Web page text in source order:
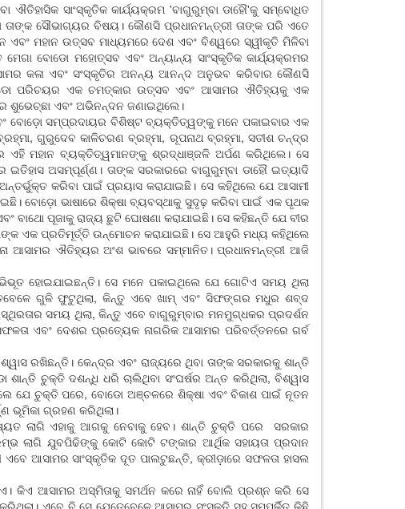
ସାଂସ୍କୃତିକ କାର୍ଯ୍ୟକ୍ରମ 'ବାଗୁରୁମ୍ବା ଡାହୌ'କୁ ସମ୍ବୋଧିତ
ସୌଭାଗ୍ୟର ବିଷୟ। କୌଣସି ପ୍ରଧାନମନ୍ତ୍ରୀ ତାଙ୍କ ପରି ଏତେ
ମହାନ ଉତ୍ସବ ମାଧ୍ୟମରେ ଦେଶ ଏବଂ ବିଶ୍ୱରେ ସ୍ୱୀକୃତି ମିଳିବା
ବୋଡୋ ମହୋତ୍ସବ ଏବଂ ଅନ୍ୟାନ୍ୟ ସାଂସ୍କୃତିକ କାର୍ଯ୍ୟକ୍ରମର
କଳା ଏବଂ ସଂସ୍କୃତିର ଅନନ୍ୟ ଆନନ୍ଦ ଅନୁଭବ କରିବାର କୌଣସି
ପରିଚୟର ଏକ ଚମତ୍କାର ଉତ୍ସବ ଏବଂ ଆସାମର ଐତିହ୍ୟକୁ ଏକ
ଶୁଭେଚ୍ଛା ଏବଂ ଅଭିନନ୍ଦନ ଜଣାଇଥିଲେ।
ବୋଡ଼ୋ ସମ୍ପ୍ରଦାୟର ବିଶିଷ୍ଟ ବ୍ୟକ୍ତିତ୍ୱଙ୍କୁ ମନେ ପକାଇବାର ଏକ
ଗୁରୁଦେବ କାଳିଚରଣ ବ୍ରହ୍ମା, ରୂପନାଥ ବ୍ରହ୍ମା, ସତୀଶ ଚନ୍ଦ୍ର
ଏହି ମହାନ ବ୍ୟକ୍ତିତ୍ୱମାନଙ୍କୁ ଶ୍ରଦ୍ଧାଞ୍ଜଳି ଅର୍ପଣ କରିଥିଲେ। ସେ
ଅସମ୍ପୂର୍ଣ୍ଣ। ତାଙ୍କ ସରକାରରେ ବାଗୁରୁମ୍ବା ଡାହୌ ଇତ୍ୟାଦି
କରିବା ପାଇଁ ପ୍ରୟାସ କରାଯାଇଛି। ସେ କହିଥିଲେ ଯେ ଆସାମୀ
ବୋଡ଼ୋ ଭାଷାରେ ଶିକ୍ଷା ବ୍ୟବସ୍ଥାକୁ ସୁଦୃଢ଼ କରିବା ପାଇଁ ଏକ ପୃଥକ
ବାଥୋ ପୂଜାକୁ ରାଜ୍ୟ ଛୁଟି ଘୋଷଣା କରାଯାଇଛି। ସେ କହିଛନ୍ତି ଯେ ବୀର
ଏକ ପ୍ରତିମୂର୍ତ୍ତି ଉନ୍ମୋଚନ କରାଯାଇଛି। ସେ ଆହୁରି ମଧ୍ୟ କହିଥିଲେ
ଆସାମର ଐତିହ୍ୟର ଅଂଶ ଭାବରେ ସମ୍ମାନିତ। ପ୍ରଧାନମନ୍ତ୍ରୀ ଆଜି
ହୋଇଯାଇଛନ୍ତି। ସେ ମନେ ପକାଇଥିଲେ ଯେ ଗୋଟିଏ ସମୟ ଥିଲା
ଗୁଳି ଫୁଟୁଥିଲା, କିନ୍ତୁ ଏବେ ଖାମ୍ ଏବଂ ସିଫଙ୍ଗର ମଧୁର ଶବ୍ଦ
ସମୟ ଥିଲା, କିନ୍ତୁ ଏବେ ବାଗୁରୁମ୍ବାର ମନମୁଗ୍ଧକର ପ୍ରଦର୍ଶନ
ଏବଂ ଦେଶର ପ୍ରତ୍ୟେକ ନାଗରିକ ଆସାମର ପରିବର୍ତ୍ତନରେ ଗର୍ବ
ରଖିଛନ୍ତି। କେନ୍ଦ୍ର ଏବଂ ରାଜ୍ୟରେ ଥିବା ତାଙ୍କ ସରକାରକୁ ଶାନ୍ତି
ଚୁକ୍ତି ଦଶନ୍ଧି ଧରି ଚାଲିଥିବା ସଂଘର୍ଷର ଅନ୍ତ କରିଥିଲା, ବିଶ୍ୱାସ
ଯେ ଚୁକ୍ତି ପରେ, ବୋଡୋ ଅଞ୍ଚଳରେ ଶିକ୍ଷା ଏବଂ ବିକାଶ ପାଇଁ ନୂତନ
ଭୂମିକା ଗ୍ରହଣ କରିଥିଲା।
ଲାଗି ଏହାକୁ ଆଗକୁ ନେବାକୁ ହେବ। ଶାନ୍ତି ଚୁକ୍ତି ପରେ ସରକାର
ଲାଗି ଯୁବପିଢିଙ୍କୁ କୋଟି କୋଟି ଟଙ୍କାର ଆର୍ଥିକ ସହାୟତା ପ୍ରଦାନ
ଆସାମର ସାଂସ୍କୃତିକ ଦୂତ ପାଲଟୁଛନ୍ତି, କ୍ରୀଡ଼ାରେ ସଫଳତା ହାସଲ
କିଏ ଆସାମର ଅସ୍ମିତାକୁ ସମର୍ଥନ କରେ ନାହିଁ ବୋଲି ପ୍ରଶ୍ନ କରି ସେ